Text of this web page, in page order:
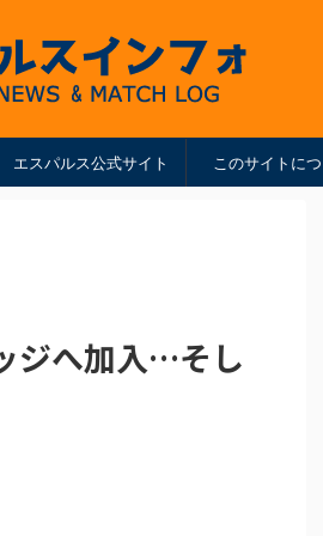
エスパルス公式サイト このサイトに
ジへ加入…そし